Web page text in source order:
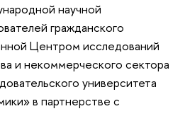
научной
гражданского
Центром исследований
и некоммерческого сектора
университета
в партнерстве с